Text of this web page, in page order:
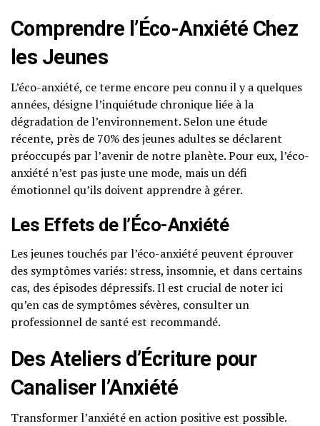
Comprendre l’Éco-Anxiété Chez
les Jeunes
L’éco-anxiété, ce terme encore peu connu il y a quelques
années, désigne l’inquiétude chronique liée à la
dégradation de l’environnement. Selon une étude
récente, près de 70% des jeunes adultes se déclarent
préoccupés par l’avenir de notre planète. Pour eux, l’éco-
anxiété n’est pas juste une mode, mais un défi
émotionnel qu’ils doivent apprendre à gérer.
Les Effets de l’Éco-Anxiété
Les jeunes touchés par l’éco-anxiété peuvent éprouver
des symptômes variés: stress, insomnie, et dans certains
cas, des épisodes dépressifs. Il est crucial de noter ici
qu’en cas de symptômes sévères, consulter un
professionnel de santé est recommandé.
Des Ateliers d’Écriture pour
Canaliser l’Anxiété
Transformer l’anxiété en action positive est possible.